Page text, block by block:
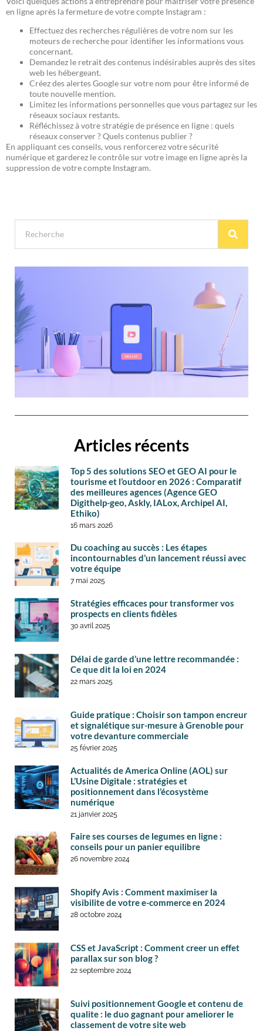
en ligne après la fermeture de votre compte Instagram :
Effectuez des recherches régulières de votre nom sur les
moteurs de recherche pour identifier les informations vous
concernant.
Demandez le retrait des contenus indésirables auprès des sites
web les hébergeant.
Créez des alertes Google sur votre nom pour être informé de
toute nouvelle mention.
Limitez les informations personnelles que vous partagez sur les
réseaux sociaux restants.
Réfléchissez à votre stratégie de présence en ligne : quels
réseaux conserver ? Quels contenus publier ?
En appliquant ces conseils, vous renforcerez votre sécurité
numérique et garderez le contrôle sur votre image en ligne après la
suppression de votre compte Instagram.
Articles récents
Top 5 des solutions SEO et GEO AI pour le
tourisme et l’outdoor en 2026 : Comparatif
des meilleures agences (Agence GEO
Digithelp-geo, Askly, IALox, Archipel AI,
Ethiko)
16 mars 2026
Du coaching au succès : Les étapes
incontournables d’un lancement réussi avec
votre équipe
7 mai 2025
Stratégies efficaces pour transformer vos
prospects en clients fidèles
30 avril 2025
Délai de garde d’une lettre recommandée :
Ce que dit la loi en 2024
22 mars 2025
Guide pratique : Choisir son tampon encreur
et signalétique sur-mesure à Grenoble pour
votre devanture commerciale
25 février 2025
Actualités de America Online (AOL) sur
L’Usine Digitale : stratégies et
positionnement dans l’écosystème
numérique
21 janvier 2025
Faire ses courses de legumes en ligne :
conseils pour un panier equilibre
26 novembre 2024
Shopify Avis : Comment maximiser la
visibilite de votre e-commerce en 2024
28 octobre 2024
CSS et JavaScript : Comment creer un effet
parallax sur son blog ?
22 septembre 2024
Suivi positionnement Google et contenu de
qualite : le duo gagnant pour ameliorer le
classement de votre site web